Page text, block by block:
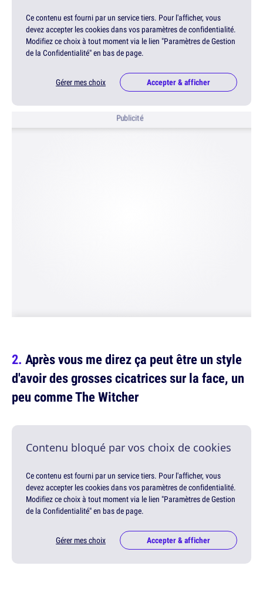
Ce contenu est fourni par un service tiers. Pour l'afficher, vous
devez accepter les cookies dans vos paramètres de confidentialité.
Modifiez ce choix à tout moment via le lien "Paramètres de Gestion
de la Confidentialité" en bas de page.
Gérer mes choix Accepter & afficher
Publicité
Après vous me direz ça peut être un style
d'avoir des grosses cicatrices sur la face, un
peu comme The Witcher
Contenu bloqué par vos choix de cookies
Ce contenu est fourni par un service tiers. Pour l'afficher, vous
devez accepter les cookies dans vos paramètres de confidentialité.
Modifiez ce choix à tout moment via le lien "Paramètres de Gestion
de la Confidentialité" en bas de page.
Gérer mes choix Accepter & afficher